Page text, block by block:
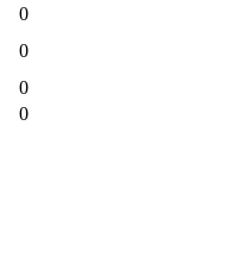
0
0
0
0